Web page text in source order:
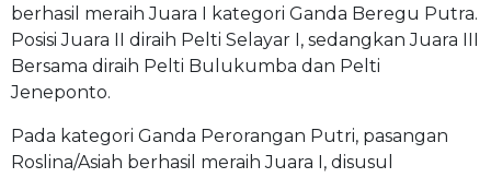
berhasil meraih Juara I kategori Ganda Beregu Putra.
Posisi Juara II diraih Pelti Selayar I, sedangkan Juara III
Bersama diraih Pelti Bulukumba dan Pelti
Jeneponto.
Pada kategori Ganda Perorangan Putri, pasangan
Roslina/Asiah berhasil meraih Juara I, disusul